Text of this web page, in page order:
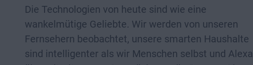
Die Technologien von heute sind wie eine
wankelmütige Geliebte. Wir werden von unseren
Fernsehern beobachtet, unsere smarten Haushalte
sind intelligenter als wir Menschen selbst und Alexa